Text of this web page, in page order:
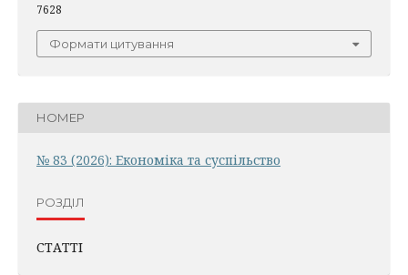
7628
Формати цитування
НОМЕР
№ 83 (2026): Економіка та суспільство
РОЗДІЛ
СТАТТІ